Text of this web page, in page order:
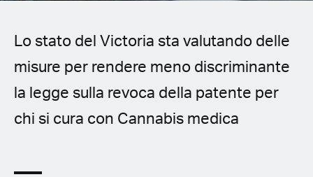
Czech
Polish
Lo stato del Victoria sta valutando delle
misure per rendere meno discriminante
la legge sulla revoca della patente per
chi si cura con Cannabis medica